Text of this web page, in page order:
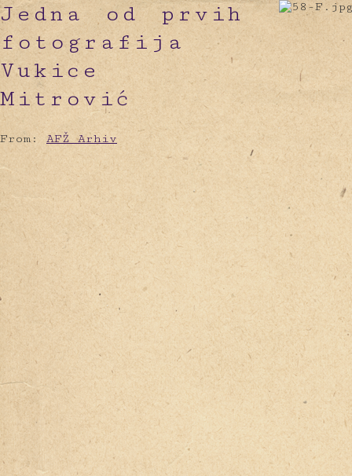
Jedna od prvih
fotografija
Vukice
Mitrović
From: AFŽ Arhiv